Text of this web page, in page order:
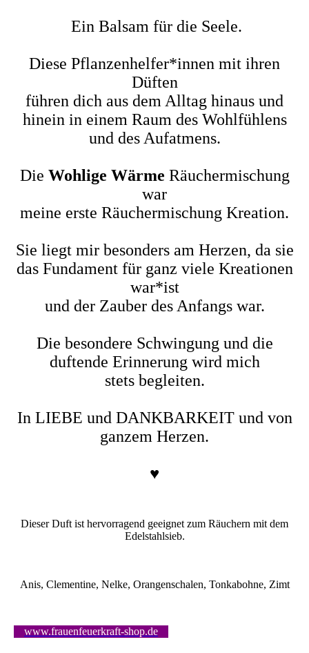
Ein Balsam für die Seele.
Diese Pflanzenhelfer*innen mit ihren
Düften
führen dich aus dem Alltag hinaus und
hinein in einem Raum des Wohlfühlens
und des Aufatmens.
Die Wohlige Wärme Räuchermischung
war
meine erste Räuchermischung Kreation.
Sie liegt mir besonders am Herzen, da sie
das Fundament für ganz viele Kreationen
war*ist
und der Zauber des Anfangs war.
Die besondere Schwingung und die
duftende Erinnerung wird mich
stets begleiten.
In LIEBE und DANKBARKEIT und von
ganzem Herzen.
♥
Dieser Duft ist hervorragend geeignet zum Räuchern mit dem
Edelstahlsieb.
Anis, Clementine, Nelke, Orangenschalen, Tonkabohne, Zimt
www.frauenfeuerkraft-shop.de